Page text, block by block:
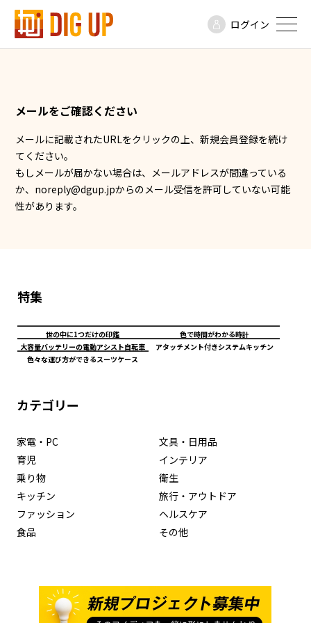
ログイン
メールをご確認ください
メールに記載されたURLをクリックの上、新規会員登録を続け
てください。
もしメールが届かない場合は、メールアドレスが間違っている
か、noreply@dgup.jpからのメール受信を許可していない可能
性があります。
特集
世の中に1つだけの印鑑
色で時間がわかる時計
大容量バッテリーの電動アシスト自転車
アタッチメント付きシステムキッチン
色々な運び方ができるスーツケース
カテゴリー
家電・PC
文具・日用品
育児
インテリア
乗り物
衛生
キッチン
旅行・アウトドア
ファッション
ヘルスケア
食品
その他